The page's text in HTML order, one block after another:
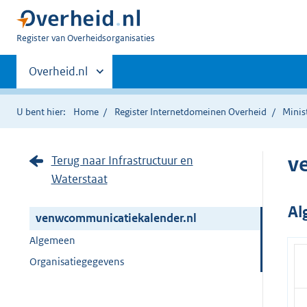
U
Register van Overheidsorganisaties
Primaire
navigatie
Andere
sites
binnen
Overheid.nl
U bent hier: Home Register Internetdomeinen Overheid
Terug naar Infrastructuur en
Waterstaat
venwcommunicatiekalender.nl
Algemeen
Organisatiegegevens